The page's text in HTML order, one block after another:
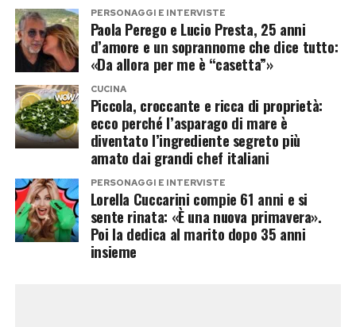
il rumore che ancora riesce a scatenare.
Post Views: 186
Dal Cenacolo alla gondola: il Grand
Tour di J.Lo
A Milano, Jennifer Lopez ha visitato il Cenacolo
accompagnata dal direttore della Pinacoteca di
Brera. A Siena si è fatta immortalare in Piazza
del Campo, mentre a Venezia ha scelto
l’esperienza più classica e cinematografica
possibile: un giro in gondola nella notte estiva.
PERSONAGGI E INTERVISTE
Paola Perego e Lucio Presta, 25 anni
d’amore e un soprannome che dice tutto:
«Da allora per me è “casetta”»
CUCINA
Piccola, croccante e ricca di proprietà:
ecco perché l’asparago di mare è
diventato l’ingrediente segreto più
amato dai grandi chef italiani
PERSONAGGI E INTERVISTE
Lorella Cuccarini compie 61 anni e si
sente rinata: «È una nuova primavera».
Poi la dedica al marito dopo 35 anni
insieme